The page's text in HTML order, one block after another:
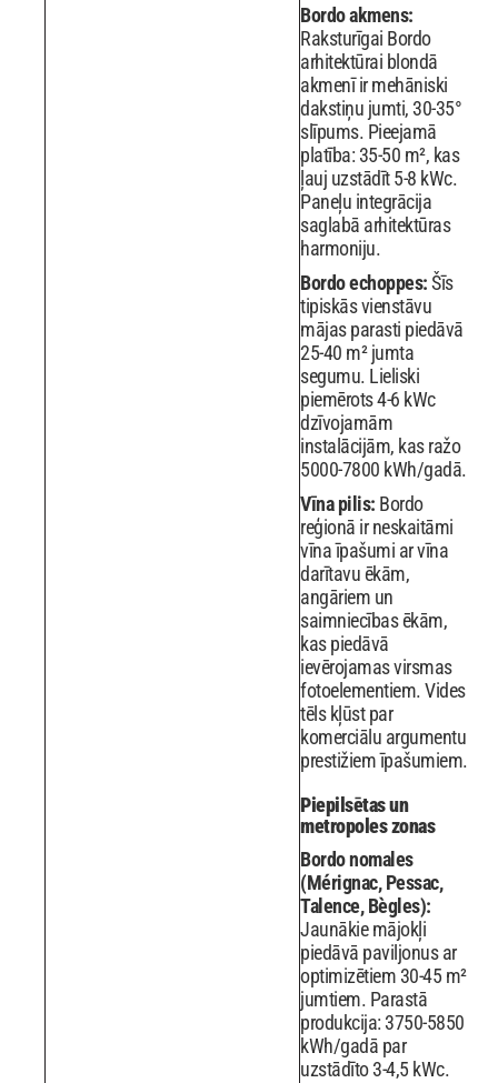
Bordo akmens:
Raksturīgai Bordo
arhitektūrai blondā
akmenī ir mehāniski
dakstiņu jumti, 30-35°
slīpums. Pieejamā
platība: 35-50 m², kas
ļauj uzstādīt 5-8 kWc.
Paneļu integrācija
saglabā arhitektūras
harmoniju.
Bordo echoppes:Šīs
tipiskās vienstāvu
mājas parasti piedāvā
25-40 m² jumta
segumu. Lieliski
piemērots 4-6 kWc
dzīvojamām
instalācijām, kas ražo
5000-7800 kWh/gadā.
Vīna pilis: Bordo
reģionā ir neskaitāmi
vīna īpašumi ar vīna
darītavu ēkām,
angāriem un
saimniecības ēkām,
kas piedāvā
ievērojamas virsmas
fotoelementiem. Vides
tēls kļūst par
komerciālu argumentu
prestižiem īpašumiem.
Piepilsētas un
metropoles zonas
Bordo nomales
(Mérignac, Pessac,
Talence, Bègles):
Jaunākie mājokļi
piedāvā paviljonus ar
optimizētiem 30-45 m²
jumtiem. Parastā
produkcija: 3750-5850
kWh/gadā par
uzstādīto 3-4,5 kWc.